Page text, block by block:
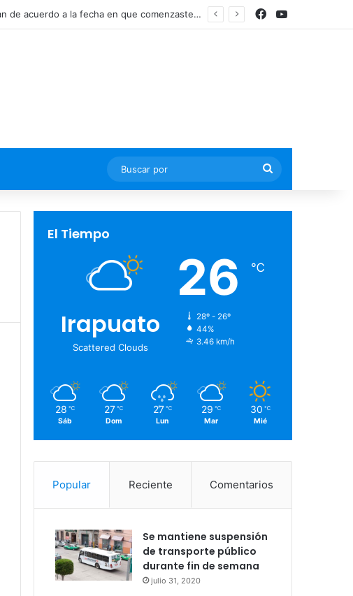
Actualmente, existen dos regímenes para pensionarte y se determinan de acuerdo a la fecha en que comenzaste tus cotizaciones ante el IMSS Facebook
Buscar
por
El Tiempo
Irapuato
Scattered Clouds
26 ℃
28º - 26º
44%
3.46 km/h
28 ℃
Sáb
27 ℃
Dom
27 ℃
Lun
29 ℃
Mar
30 ℃
Mié
Popular Reciente Comentarios
Se mantiene suspensión
de transporte público
durante fin de semana
julio 31, 2020